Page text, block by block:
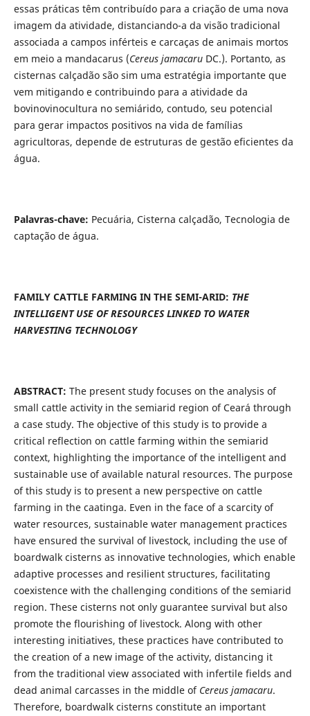
essas práticas têm contribuído para a criação de uma nova
imagem da atividade, distanciando-a da visão tradicional
associada a campos inférteis e carcaças de animais mortos
em meio a mandacarus (Cereus jamacaruDC.). Portanto, as
cisternas calçadão são sim uma estratégia importante que
vem mitigando e contribuindo para a atividade da
bovinovinocultura no semiárido, contudo, seu potencial
para gerar impactos positivos na vida de famílias
agricultoras, depende de estruturas de gestão eficientes da
água.
Palavras-chave: Pecuária, Cisterna calçadão, Tecnologia de
captação de água.
FAMILY CATTLE FARMING IN THE SEMI-ARID: THE
INTELLIGENT USE OF RESOURCES LINKED TO WATER
HARVESTING TECHNOLOGY
ABSTRACT: The present study focuses on the analysis of
small cattle activity in the semiarid region of Ceará through
a case study. The objective of this study is to provide a
critical reflection on cattle farming within the semiarid
context, highlighting the importance of the intelligent and
sustainable use of available natural resources. The purpose
of this study is to present a new perspective on cattle
farming in the caatinga. Even in the face of a scarcity of
water resources, sustainable water management practices
have ensured the survival of livestock, including the use of
boardwalk cisterns as innovative technologies, which enable
adaptive processes and resilient structures, facilitating
coexistence with the challenging conditions of the semiarid
region. These cisterns not only guarantee survival but also
promote the flourishing of livestock. Along with other
interesting initiatives, these practices have contributed to
the creation of a new image of the activity, distancing it
from the traditional view associated with infertile fields and
dead animal carcasses in the middle of Cereus jamacaru.
Therefore, boardwalk cisterns constitute an important